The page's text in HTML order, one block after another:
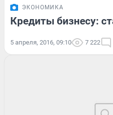
ЭКОНОМИКА
Кредиты бизнесу:
5 апреля, 2016, 09:10 7 222